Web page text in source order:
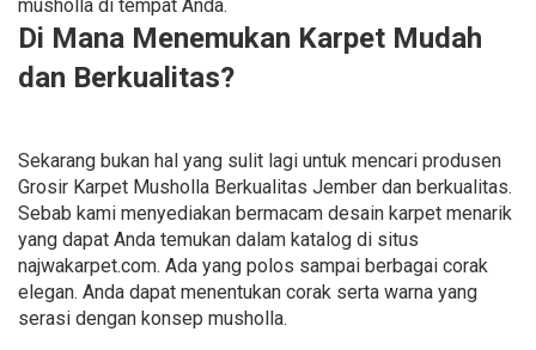
musholla di tempat Anda.
Di Mana Menemukan Karpet Mudah
dan Berkualitas?
Sekarang bukan hal yang sulit lagi untuk mencari produsen
Grosir Karpet Musholla Berkualitas Jember dan berkualitas.
Sebab kami menyediakan bermacam desain karpet menarik
yang dapat Anda temukan dalam katalog di situs
najwakarpet.com. Ada yang polos sampai berbagai corak
elegan. Anda dapat menentukan corak serta warna yang
serasi dengan konsep musholla.